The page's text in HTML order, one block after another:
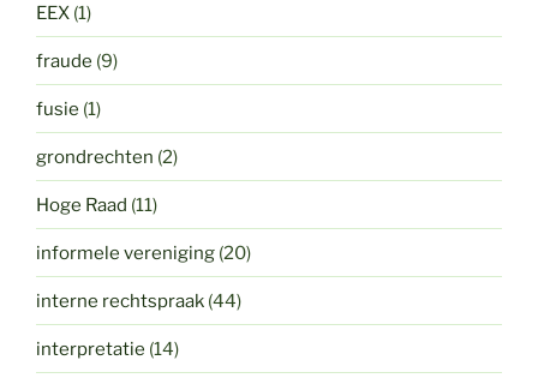
EEX (1)
fraude (9)
fusie (1)
grondrechten (2)
Hoge Raad (11)
informele vereniging (20)
interne rechtspraak (44)
interpretatie (14)